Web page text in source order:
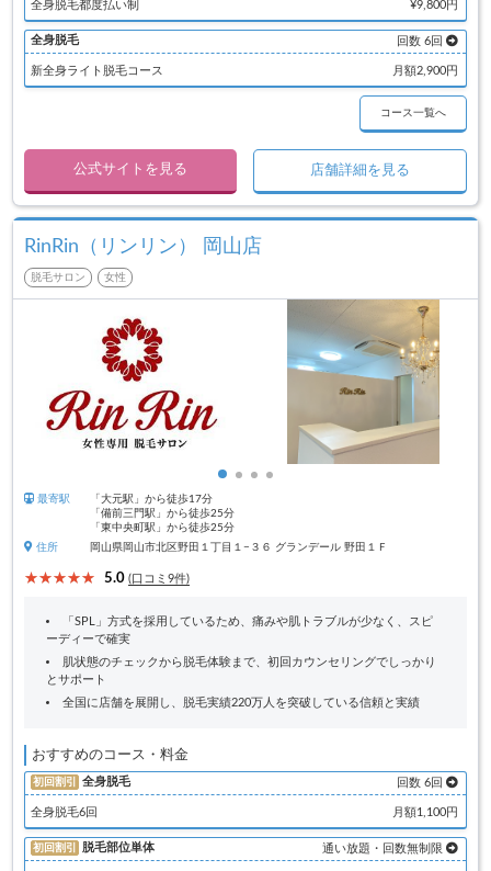
全身脱毛都度払い制 ¥9,800円
全身脱毛 回数 6回
新全身ライト脱毛コース 月額2,900円
コース一覧へ
公式サイトを見る 店舗詳細を見る
RinRin（リンリン） 岡山店
脱毛サロン 女性
最寄駅
「大元駅」から徒歩17分
「備前三門駅」から徒歩25分
「東中央町駅」から徒歩25分
住所
岡山県岡山市北区野田１丁目１−３６ グランデール 野田１Ｆ
5.0 (口コミ9件)
「SPL」方式を採用しているため、痛みや肌トラブルが少なく、スピ
ーディーで確実
肌状態のチェックから脱毛体験まで、初回カウンセリングでしっかり
とサポート
全国に店舗を展開し、脱毛実績220万人を突破している信頼と実績
おすすめのコース・料金
初回割引 全身脱毛 回数 6回
全身脱毛6回 月額1,100円
初回割引 脱毛部位単体 通い放題・回数無制限